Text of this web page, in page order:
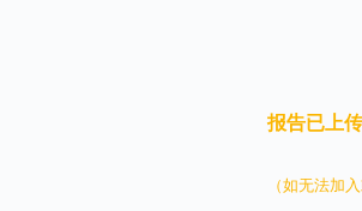
报告已上传
（如无法加